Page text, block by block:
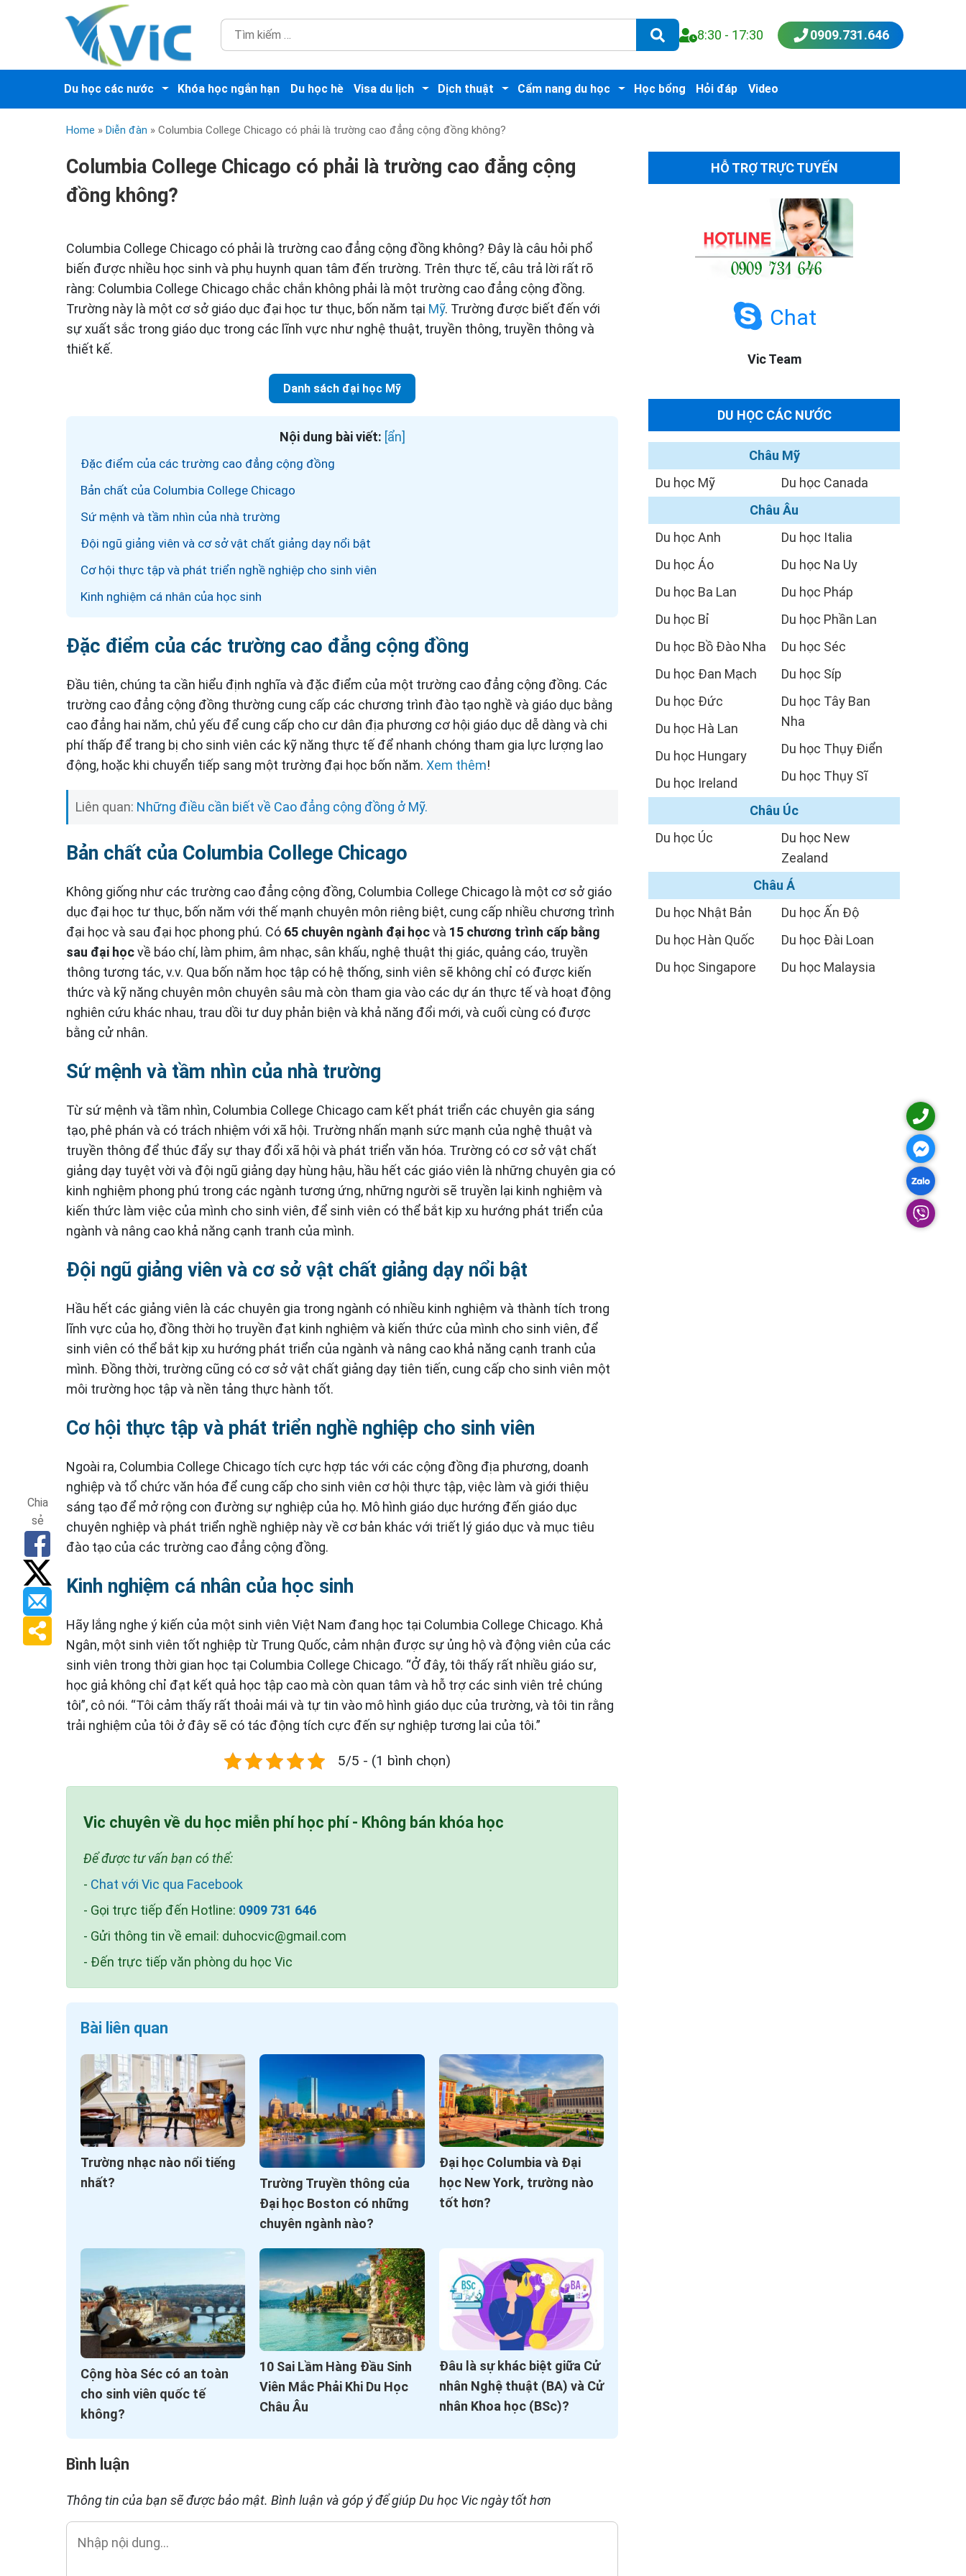
8:30 - 17:30 0909.731.646
Du học các nước Khóa học ngắn hạn Du học hè Visa du lịch Dịch thuật Cẩm nang du học Học bổng Hỏi đáp Video
Home » Diễn đàn » Columbia College Chicago có phải là trường cao đẳng cộng đồng không?
Columbia College Chicago có phải là trường cao đẳng cộng
đồng không?
Columbia College Chicago có phải là trường cao đẳng cộng đồng không? Đây là câu hỏi phổ
biến được nhiều học sinh và phụ huynh quan tâm đến trường. Trên thực tế, câu trả lời rất rõ
ràng: Columbia College Chicago chắc chắn không phải là một trường cao đẳng cộng đồng.
Trường này là một cơ sở giáo dục đại học tư thục, bốn năm tại Mỹ. Trường được biết đến với
sự xuất sắc trong giáo dục trong các lĩnh vực như nghệ thuật, truyền thông, truyền thông và
thiết kế.
Danh sách đại học Mỹ
Nội dung bài viết:
Đặc điểm của các trường cao đẳng cộng đồng
Bản chất của Columbia College Chicago
Sứ mệnh và tầm nhìn của nhà trường
Đội ngũ giảng viên và cơ sở vật chất giảng dạy nổi bật
Cơ hội thực tập và phát triển nghề nghiệp cho sinh viên
Kinh nghiệm cá nhân của học sinh
Đặc điểm của các trường cao đẳng cộng đồng
Đầu tiên, chúng ta cần hiểu định nghĩa và đặc điểm của một trường cao đẳng cộng đồng. Các
trường cao đẳng cộng đồng thường cung cấp các chương trình đào tạo nghề và giáo dục bằng
cao đẳng hai năm, chủ yếu để cung cấp cho cư dân địa phương cơ hội giáo dục dễ dàng và chi
phí thấp để trang bị cho sinh viên các kỹ năng thực tế để nhanh chóng tham gia lực lượng lao
động, hoặc khi chuyển tiếp sang một trường đại học bốn năm. Xem thêm!
Liên quan: Những điều cần biết về Cao đẳng cộng đồng ở Mỹ.
Bản chất của Columbia College Chicago
Không giống như các trường cao đẳng cộng đồng, Columbia College Chicago là một cơ sở giáo
dục đại học tư thục, bốn năm với thế mạnh chuyên môn riêng biệt, cung cấp nhiều chương trình
đại học và sau đại học phong phú. Có 65 chuyên ngành đại họcvà 15 chương trình cấp bằng
sau đại họcvề báo chí, làm phim, âm nhạc, sân khấu, nghệ thuật thị giác, quảng cáo, truyền
thông tương tác, v.v. Qua bốn năm học tập có hệ thống, sinh viên sẽ không chỉ có được kiến
thức và kỹ năng chuyên môn chuyên sâu mà còn tham gia vào các dự án thực tế và hoạt động
nghiên cứu khác nhau, trau dồi tư duy phản biện và khả năng đổi mới, và cuối cùng có được
bằng cử nhân.
Sứ mệnh và tầm nhìn của nhà trường
Từ sứ mệnh và tầm nhìn, Columbia College Chicago cam kết phát triển các chuyên gia sáng
tạo, phê phán và có trách nhiệm với xã hội. Trường nhấn mạnh sức mạnh của nghệ thuật và
truyền thông để thúc đẩy sự thay đổi xã hội và phát triển văn hóa. Trường có cơ sở vật chất
giảng dạy tuyệt vời và đội ngũ giảng dạy hùng hậu, hầu hết các giáo viên là những chuyên gia có
kinh nghiệm phong phú trong các ngành tương ứng, những người sẽ truyền lại kinh nghiệm và
kiến thức làm việc của mình cho sinh viên, để sinh viên có thể bắt kịp xu hướng phát triển của
ngành và nâng cao khả năng cạnh tranh của mình.
Đội ngũ giảng viên và cơ sở vật chất giảng dạy nổi bật
Hầu hết các giảng viên là các chuyên gia trong ngành có nhiều kinh nghiệm và thành tích trong
lĩnh vực của họ, đồng thời họ truyền đạt kinh nghiệm và kiến thức của mình cho sinh viên, để
sinh viên có thể bắt kịp xu hướng phát triển của ngành và nâng cao khả năng cạnh tranh của
mình. Đồng thời, trường cũng có cơ sở vật chất giảng dạy tiên tiến, cung cấp cho sinh viên một
môi trường học tập và nền tảng thực hành tốt.
Cơ hội thực tập và phát triển nghề nghiệp cho sinh viên
Ngoài ra, Columbia College Chicago tích cực hợp tác với các cộng đồng địa phương, doanh
nghiệp và tổ chức văn hóa để cung cấp cho sinh viên cơ hội thực tập, việc làm và giới thiệu
sáng tạo để mở rộng con đường sự nghiệp của họ. Mô hình giáo dục hướng đến giáo dục
chuyên nghiệp và phát triển nghề nghiệp này về cơ bản khác với triết lý giáo dục và mục tiêu
đào tạo của các trường cao đẳng cộng đồng.
Kinh nghiệm cá nhân của học sinh
Hãy lắng nghe ý kiến của một sinh viên Việt Nam đang học tại Columbia College Chicago. Khả
Ngân, một sinh viên tốt nghiệp từ Trung Quốc, cảm nhận được sự ủng hộ và động viên của các
sinh viên trong thời gian học tại Columbia College Chicago. “Ở đây, tôi thấy rất nhiều giáo sư,
học giả không chỉ đạt kết quả học tập cao mà còn quan tâm và hỗ trợ các sinh viên trẻ chúng
tôi”, cô nói. “Tôi cảm thấy rất thoải mái và tự tin vào mô hình giáo dục của trường, và tôi tin rằng
trải nghiệm của tôi ở đây sẽ có tác động tích cực đến sự nghiệp tương lai của tôi.”
5/5 - (1 bình chọn)
Chia
sẻ
Vic chuyên về du học miễn phí học phí - Không bán khóa học
Để được tư vấn bạn có thể:
- Chat với Vic qua Facebook
- Gọi trực tiếp đến Hotline: 0909 731 646
- Gửi thông tin về email: duhocvic@gmail.com
- Đến trực tiếp văn phòng du học Vic
Bài liên quan
Trường nhạc nào nổi tiếng
nhất?
Trường Truyền thông của
Đại học Boston có những
chuyên ngành nào?
Đại học Columbia và Đại
học New York, trường nào
tốt hơn?
Cộng hòa Séc có an toàn
cho sinh viên quốc tế
không?
10 Sai Lầm Hàng Đầu Sinh
Viên Mắc Phải Khi Du Học
Châu Âu
Đâu là sự khác biệt giữa Cử
nhân Nghệ thuật (BA) và Cử
nhân Khoa học (BSc)?
Bình luận
Thông tin của bạn sẽ được bảo mật. Bình luận và góp ý để giúp Du học Vic ngày tốt hơn
HỖ TRỢ TRỰC TUYẾN
Chat
Vic Team
DU HỌC CÁC NƯỚC
Châu Mỹ
Du học Mỹ
Du học Canada
Châu Âu
Du học Anh
Du học Áo
Du học Ba Lan
Du học Bỉ
Du học Bồ Đào Nha
Du học Đan Mạch
Du học Đức
Du học Hà Lan
Du học Hungary
Du học Ireland
Du học Italia
Du học Na Uy
Du học Pháp
Du học Phần Lan
Du học Séc
Du học Síp
Du học Tây Ban
Nha
Du học Thụy Điển
Du học Thụy Sĩ
Châu Úc
Du học Úc
Du học New
Zealand
Châu Á
Du học Nhật Bản
Du học Hàn Quốc
Du học Singapore
Du học Ấn Độ
Du học Đài Loan
Du học Malaysia